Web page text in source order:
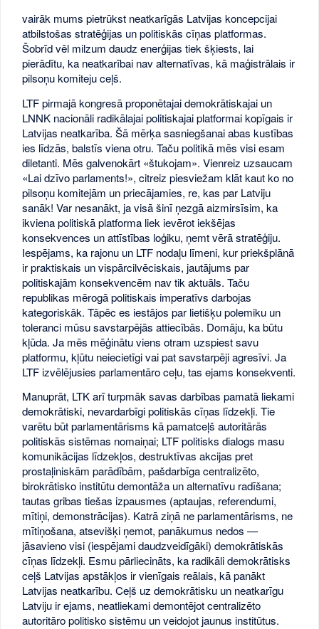
vairāk mums pietrūkst neatkarīgās Latvijas koncepcijai
atbilstošas stratēģijas un politiskās cīņas platformas.
Šobrīd vēl milzum daudz enerģijas tiek šķiests, lai
pierādītu, ka neatkarībai nav alternatīvas, kā maģistrālais ir
pilsoņu komiteju ceļš.
LTF pirmajā kongresā proponētajai demokrātiskajai un
LNNK nacionāli radikālajai politiskajai platformai kopīgais ir
Latvijas neatkarība. Šā mērķa sasniegšanai abas kustības
ies līdzās, balstīs viena otru. Taču politikā mēs visi esam
diletanti. Mēs galvenokārt «štukojam». Vienreiz uzsaucam
«Lai dzīvo parlaments!», citreiz piesviežam klāt kaut ko no
pilsoņu komitejām un priecājamies, re, kas par Latviju
sanāk! Var nesanākt, ja visā šinī ņezgā aizmirsīsim, ka
ikviena politiskā platforma liek ievērot iekšējas
konsekvences un attīstības loģiku, ņemt vērā stratēģiju.
Iespējams, ka rajonu un LTF nodaļu līmeni, kur priekšplānā
ir praktiskais un vispārcilvēciskais, jautājums par
politiskajām konsekvencēm nav tik aktuāls. Taču
republikas mērogā politiskais imperatīvs darbojas
kategoriskāk. Tāpēc es iestājos par lietišķu polemiku un
toleranci mūsu savstarpējās attiecībās. Domāju, ka būtu
kļūda. Ja mēs mēģinātu viens otram uzspiest savu
platformu, kļūtu neiecietīgi vai pat savstarpēji agresīvi. Ja
LTF izvēlējusies parlamentāro ceļu, tas ejams konsekventi.
Manuprāt, LTK arī turpmāk savas darbības pamatā liekami
demokrātiski, nevardarbīgi politiskās cīņas līdzekļi. Tie
varētu būt parlamentārisms kā pamatceļš autoritārās
politiskās sistēmas nomaiņai; LTF politisks dialogs masu
komunikācijas līdzekļos, destruktīvas akcijas pret
prostaļiniskām parādībām, pašdarbīga centralizēto,
birokrātisko institūtu demontāža un alternatīvu radīšana;
tautas gribas tiešas izpausmes (aptaujas, referendumi,
mītiņi, demonstrācijas). Katrā ziņā ne parlamentārisms, ne
mītiņošana, atsevišķi ņemot, panākumus nedos —
jāsavieno visi (iespējami daudzveidīgāki) demokrātiskās
cīņas līdzekļi. Esmu pārliecināts, ka radikāli demokrātisks
ceļš Latvijas apstākļos ir vienīgais reālais, kā panākt
Latvijas neatkarību. Ceļš uz demokrātisku un neatkarīgu
Latviju ir ejams, neatliekami demontējot centralizēto
autoritāro politisko sistēmu un veidojot jaunus institūtus.